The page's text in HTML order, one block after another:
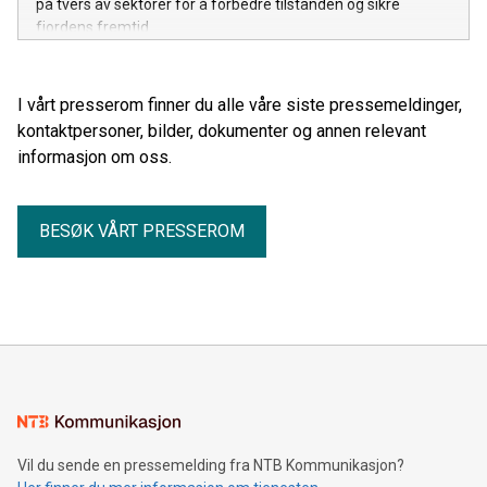
på tvers av sektorer for å forbedre tilstanden og sikre
fjordens fremtid.
I vårt presserom finner du alle våre siste pressemeldinger,
kontaktpersoner, bilder, dokumenter og annen relevant
informasjon om oss.
BESØK VÅRT PRESSEROM
Vil du sende en pressemelding fra NTB Kommunikasjon?